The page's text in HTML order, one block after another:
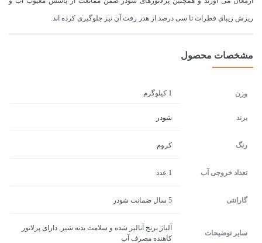
ریزش زیبای قطرات تا سی درصد از هدر رفت آن نیز جلوگیری کرده اند.
مشخصات محصول
وزن 1 کیلوگرم
برند شودر
رنگ کروم
تعداد خروجی آب 1 عدد
گارانتی 5 سال ضمانت شودر
سایر توضیحات
آلیاژ برنج آنالیز شده و سلامت بدنه شیر, دارای پرلاتور
کاهنده مصرف آب